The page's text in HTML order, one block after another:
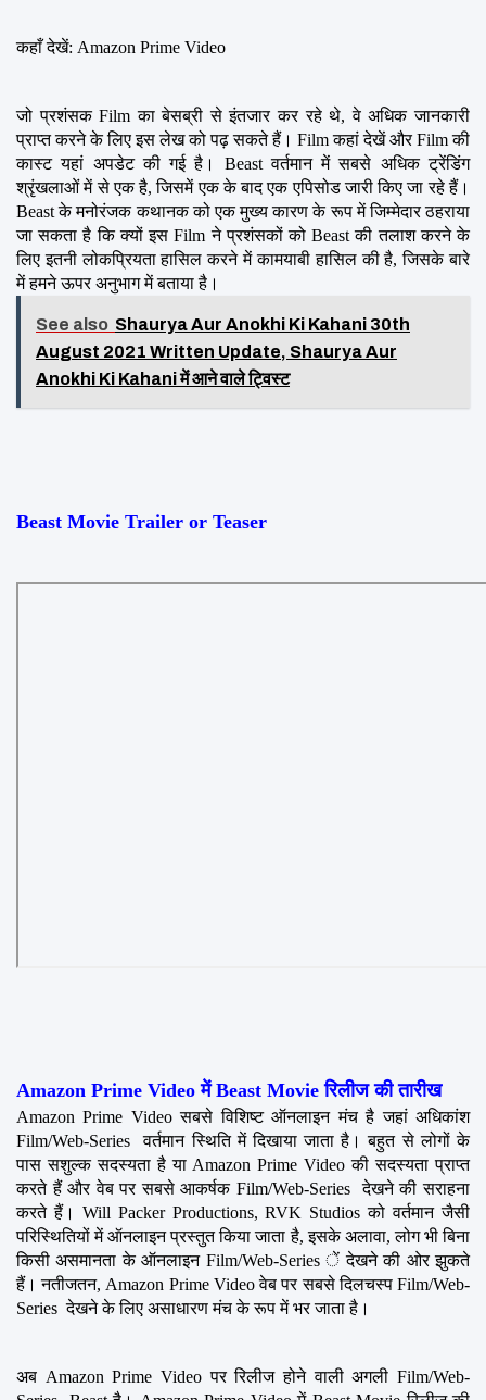
कहाँ देखें: Amazon Prime Video
जो प्रशंसक Film का बेसब्री से इंतजार कर रहे थे, वे अधिक जानकारी
प्राप्त करने के लिए इस लेख को पढ़ सकते हैं। Film कहां देखें और Film की
कास्ट यहां अपडेट की गई है। Beast वर्तमान में सबसे अधिक ट्रेंडिंग
श्रृंखलाओं में से एक है, जिसमें एक के बाद एक एपिसोड जारी किए जा रहे हैं।
Beast के मनोरंजक कथानक को एक मुख्य कारण के रूप में जिम्मेदार ठहराया
जा सकता है कि क्यों इस Film ने प्रशंसकों को Beast की तलाश करने के
लिए इतनी लोकप्रियता हासिल करने में कामयाबी हासिल की है, जिसके बारे
में हमने ऊपर अनुभाग में बताया है।
See also Shaurya Aur Anokhi Ki Kahani 30th
August 2021 Written Update, Shaurya Aur
Anokhi Ki Kahani में आने वाले ट्विस्ट
Beast Movie Trailer or Teaser
Amazon Prime Video में Beast Movie रिलीज की तारीख
Amazon Prime Video सबसे विशिष्ट ऑनलाइन मंच है जहां अधिकांश
Film/Web-Series  वर्तमान स्थिति में दिखाया जाता है। बहुत से लोगों के
पास सशुल्क सदस्यता है या Amazon Prime Video की सदस्यता प्राप्त
करते हैं और वेब पर सबसे आकर्षक Film/Web-Series  देखने की सराहना
करते हैं। Will Packer Productions, RVK Studios को वर्तमान जैसी
परिस्थितियों में ऑनलाइन प्रस्तुत किया जाता है, इसके अलावा, लोग भी बिना
किसी असमानता के ऑनलाइन Film/Web-Series ें देखने की ओर झुकते
हैं। नतीजतन, Amazon Prime Video वेब पर सबसे दिलचस्प Film/Web-
Series  देखने के लिए असाधारण मंच के रूप में भर जाता है।
अब Amazon Prime Video पर रिलीज होने वाली अगली Film/Web-